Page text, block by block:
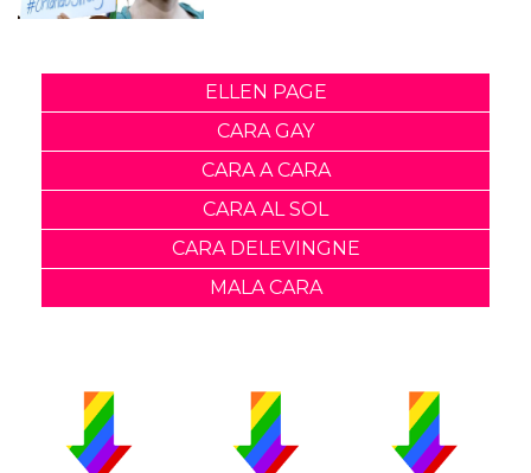
ELLEN PAGE
CARA GAY
CARA A CARA
CARA AL SOL
CARA DELEVINGNE
MALA CARA